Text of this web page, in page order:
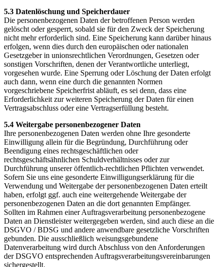
5.3 Datenlöschung und Speicherdauer
Die personenbezogenen Daten der betroffenen Person werden
gelöscht oder gesperrt, sobald sie für den Zweck der Speicherung
nicht mehr erforderlich sind. Eine Speicherung kann darüber hinaus
erfolgen, wenn dies durch den europäischen oder nationalen
Gesetzgeber in unionsrechtlichen Verordnungen, Gesetzen oder
sonstigen Vorschriften, denen der Verantwortliche unterliegt,
vorgesehen wurde. Eine Sperrung oder Löschung der Daten erfolgt
auch dann, wenn eine durch die genannten Normen
vorgeschriebene Speicherfrist abläuft, es sei denn, dass eine
Erforderlichkeit zur weiteren Speicherung der Daten für einen
Vertragsabschluss oder eine Vertragserfüllung besteht.
5.4 Weitergabe personenbezogener Daten
Ihre personenbezogenen Daten werden ohne Ihre gesonderte
Einwilligung allein für die Begründung, Durchführung oder
Beendigung eines rechtsgeschäftlichen oder
rechtsgeschäftsähnlichen Schuldverhältnisses oder zur
Durchführung unserer öffentlich-rechtlichen Pflichten verwendet.
Sofern Sie uns eine gesonderte Einwilligungserklärung für die
Verwendung und Weitergabe der personenbezogenen Daten erteilt
haben, erfolgt ggf. auch eine weitergehende Weitergabe der
personenbezogenen Daten an die dort genannten Empfänger.
Sollten im Rahmen einer Auftragsverarbeitung personenbezogene
Daten an Dienstleister weitergegeben werden, sind auch diese an die
DSGVO / BDSG und andere anwendbare gesetzliche Vorschriften
gebunden. Die ausschließlich weisungsgebundene
Datenverarbeitung wird durch Abschluss von den Anforderungen
der DSGVO entsprechenden Auftragsverarbeitungsvereinbarungen
sichergestellt.